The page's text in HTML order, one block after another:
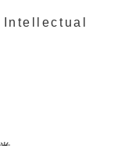
Intellectual